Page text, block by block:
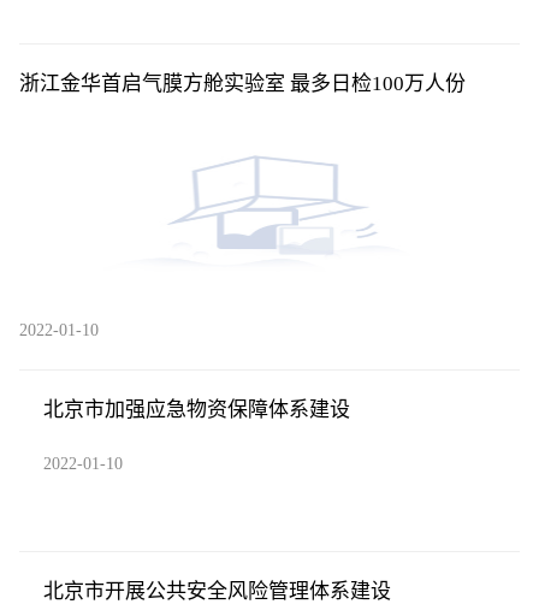
浙江金华首启气膜方舱实验室 最多日检100万人份
2022-01-10
北京市加强应急物资保障体系建设
2022-01-10
北京市开展公共安全风险管理体系建设